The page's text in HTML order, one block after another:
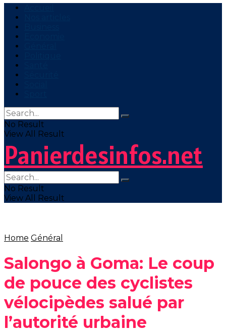
No Result
View All Result
Panierdesinfos.net
No Result
View All Result
Home Général
Salongo à Goma: Le coup
de pouce des cyclistes
vélocipèdes salué par
l’autorité urbaine